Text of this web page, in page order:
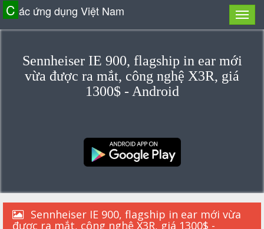
C ác ứng dụng Việt Nam
Sennheiser IE 900, flagship in ear mới
vừa được ra mắt, công nghệ X3R, giá
1300$ - Android
Sennheiser IE 900, flagship in ear mới vừa
được ra mắt, công nghệ X3R, giá 1300$ -